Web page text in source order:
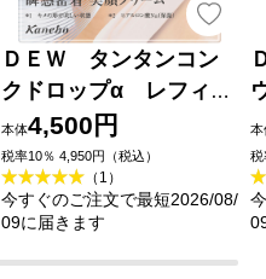
ＤＥＷ タンタンコン
クドロップα レフィル
５５ｇ カネボウ化粧品
本体4,500円
税率10％ 4,950円（税込）
（1）
今すぐのご注文で最短2026/08/
09に届きます
本
税